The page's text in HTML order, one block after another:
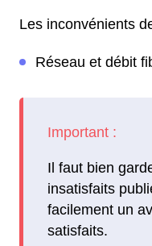
Les inconvénients
Réseau et débit
Il faut bien
insatisfaits
facilement un
satisfaits.